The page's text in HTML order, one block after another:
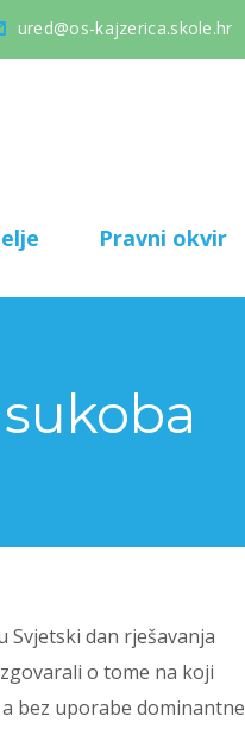
ured@os-kajzerica.skole.hr
Pravni okvir
Svjetski dan rješavanja
o tome na koji
bez uporabe dominantne